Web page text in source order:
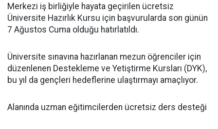
Merkezi iş birliğiyle hayata geçirilen ücretsiz
Üniversite Hazırlık Kursu için başvurularda son günün
7 Ağustos Cuma olduğu hatırlatıldı.
Üniversite sınavına hazırlanan mezun öğrenciler için
düzenlenen Destekleme ve Yetiştirme Kursları (DYK),
bu yıl da gençleri hedeflerine ulaştırmayı amaçlıyor.
Alanında uzman eğitimcilerden ücretsiz ders desteği